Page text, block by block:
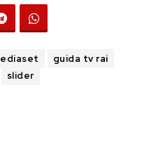
guida tv rai
slider